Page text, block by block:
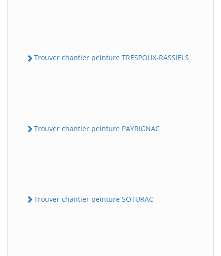
Trouver chantier peinture TRESPOUX-RASSIELS
Trouver chantier peinture PAYRIGNAC
Trouver chantier peinture SOTURAC